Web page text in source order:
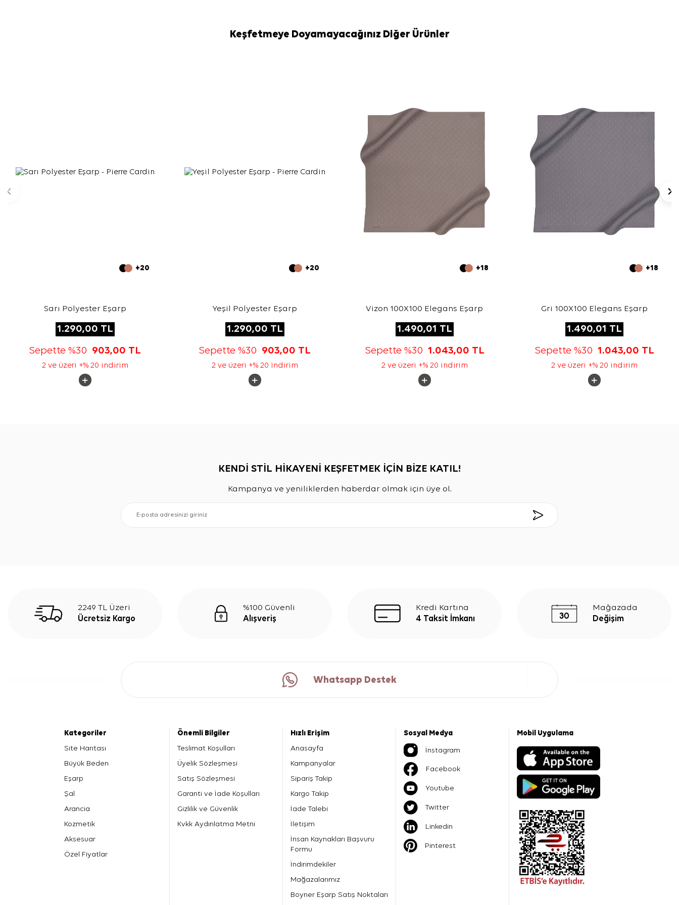
Hassas eşarp bakımında destek almak için
Hangi kombinlerle kullanılabilir?
Keşfetmeye Doyamayacağınız Diğer Ürünler
+20
Sarı Polyester Eşarp
1.290,00 TL
Sepette %30 903,00 TL
2 ve üzeri +% 20 indirim
+20
Yeşil Polyester Eşarp
1.290,00 TL
Sepette %30 903,00 TL
2 ve üzeri +% 20 indirim
+18
Vizon 100X100 Elegans Eşarp
1.490,01 TL
Sepette %30 1.043,00 TL
2 ve üzeri +% 20 indirim
+18
Gri 100X100 Elegans Eşarp
1.490,01 TL
Sepette %30 1.043,00 TL
2 ve üzeri +% 20 indirim
KENDİ STİL HİKAYENİ KEŞFETMEK İÇİN BİZE KATIL!
Kampanya ve yeniliklerden haberdar olmak için üye ol.
2249 TL Üzeri
Ücretsiz Kargo
%100 Güvenli
Alışveriş
Kredi Kartına
4 Taksit İmkanı
Mağazada
Değişim
Whatsapp Destek
Kategoriler
Site Haritası
Büyük Beden
Eşarp
Şal
Arancia
Kozmetik
Aksesuar
Özel Fiyatlar
Önemli Bilgiler
Teslimat Koşulları
Üyelik Sözleşmesi
Satış Sözleşmesi
Garanti ve İade Koşulları
Gizlilik ve Güvenlik
Kvkk Aydınlatma Metni
Hızlı Erişim
Anasayfa
Kampanyalar
Sipariş Takip
Kargo Takip
İade Talebi
İletişim
İnsan Kaynakları Başvuru
Formu
İndirimdekiler
Mağazalarımız
Boyner Eşarp Satış Noktaları
Sosyal Medya
İnstagram
Facebook
Youtube
Twitter
Linkedin
Pinterest
Mobil Uygulama